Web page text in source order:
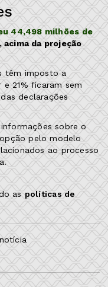
44,498 milhões de
acima da projeção
têm imposto a
21% ficaram sem
declarações
sobre o
pelo modelo
ao processo
as políticas de